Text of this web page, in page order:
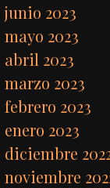
junio 2023
mayo 2023
abril 2023
marzo 2023
febrero 2023
enero 2023
diciembre
noviembre